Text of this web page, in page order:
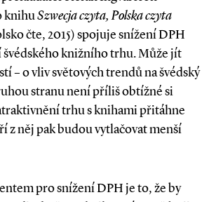
knihuSzwecja czyta, Polska czyta
čte, 2015) spojuje snížení DPH
švédského knižního trhu. Může jít
– o vliv světových trendů na švédský
stranu není příliš obtížné si
trhu s knihami přitáhne
z něj pak budou vytlačovat menší
pro snížení DPH je to, že by